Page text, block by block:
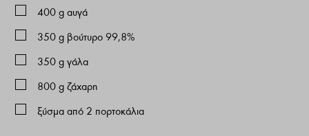
400 g αυγά
350 g βούτυρο 99,8%
350 g γάλα
800 g ζάχαρη
ξύσμα από 2 πορτοκάλια